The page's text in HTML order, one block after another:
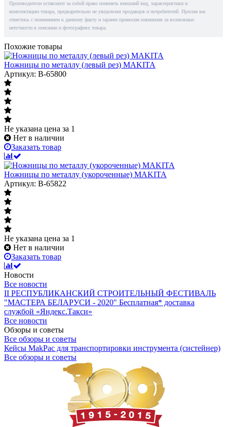
Производители оставляют за собой право изменять внешний вид, характеристики и
комплектацию товара, предварительно не уведомляя продавцов и потребителей. Просим вас
отнестись с пониманием к данному факту и заранее приносим извинения за возможные
неточности в описании и фотографиях товара.
Похожие товары
Ножницы по металлу (левый рез) MAKITA
Артикул: B-65800
Не указана цена за 1
Нет в наличии
Заказать товар
Ножницы по металлу (укороченные) MAKITA
Артикул: B-65822
Не указана цена за 1
Нет в наличии
Заказать товар
Новости
Все новости
II РЕСПУБЛИКАНСКИЙ СТРОИТЕЛЬНЫЙ ФЕСТИВАЛЬ
"МАСТЕРА БЕЛАРУСИ - 2020" Бесплатная* доставка
службой «Яндекс.Такси»
Все новости
Обзоры и советы
Все обзоры и советы
Кейсы MakPac для транспортировки инструмента (систейнер)
Все обзоры и советы